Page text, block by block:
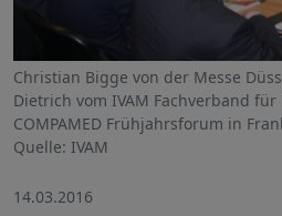
Christian Bigge von der Messe
Dietrich vom IVAM Fachverband
COMPAMED Frühjahrsforum in
Quelle: IVAM
14.03.2016